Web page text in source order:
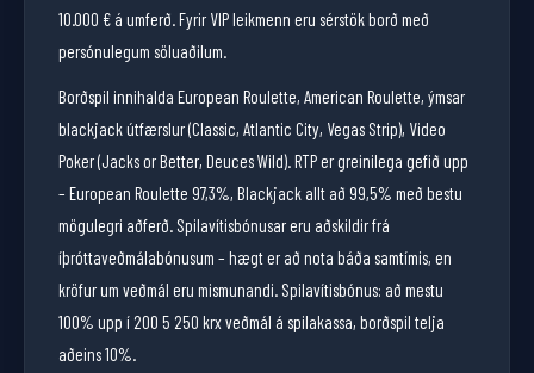
10.000 € á umferð. Fyrir VIP leikmenn eru sérstök borð með
persónulegum söluaðilum.
Borðspil innihalda European Roulette, American Roulette, ýmsar
blackjack útfærslur (Classic, Atlantic City, Vegas Strip), Video
Poker (Jacks or Better, Deuces Wild). RTP er greinilega gefið upp
– European Roulette 97,3%, Blackjack allt að 99,5% með bestu
mögulegri aðferð. Spilavítisbónusar eru aðskildir frá
íþróttaveðmálabónusum – hægt er að nota báða samtímis, en
kröfur um veðmál eru mismunandi. Spilavítisbónus: að mestu
100% upp í 200 5 250 krx veðmál á spilakassa, borðspil telja
aðeins 10%.